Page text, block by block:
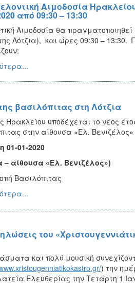
Αιμοδοσία
από 09:30 – 13:30
Αιμοδοσία θα
Λότζια), και ώρες 09:30 – 13:30.
βασιλόπιτας στη Λότζια
Ηρακλείου υποδέχεται το νέος
στην αίθουσα «Ελ. Βενιζέλος»
01-01-2020
– αίθουσα «Ελ. Βενιζέλος»)
Βασιλόπιτας
του
και πολύ μουσική
) την
Ελευθερίας την Τετάρτη 1